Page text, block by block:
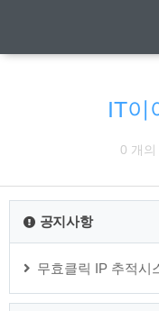
IT이
0 개의
공지사항
무효클릭 IP 추적시